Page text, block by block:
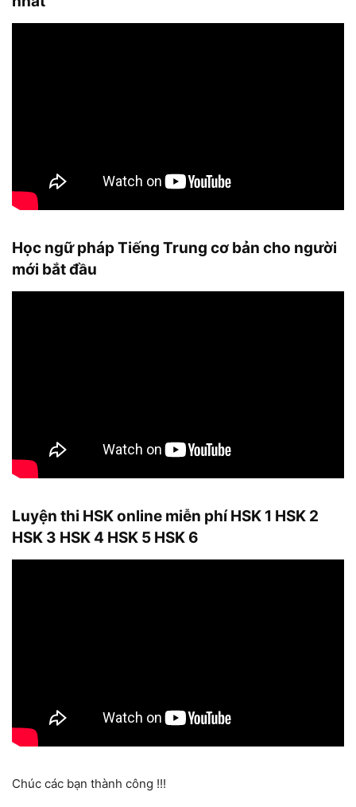
Học ngữ pháp Tiếng Trung cơ bản cho người
mới bắt đầu
Luyện thi HSK online miễn phí HSK 1 HSK 2
HSK 3 HSK 4 HSK 5 HSK 6
Chúc các bạn thành công !!!